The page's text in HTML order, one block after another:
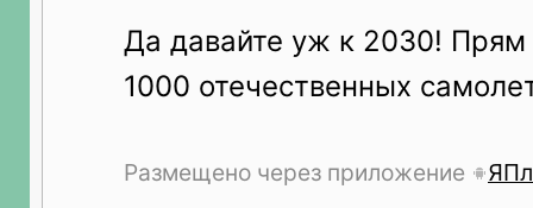
Да давайте уж к 2030! Прям
1000 отечественных
Размещено через приложение